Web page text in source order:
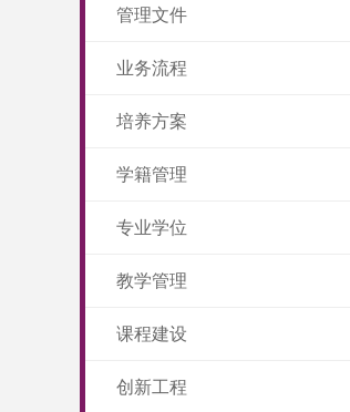
管理文件
业务流程
培养方案
学籍管理
专业学位
教学管理
课程建设
创新工程